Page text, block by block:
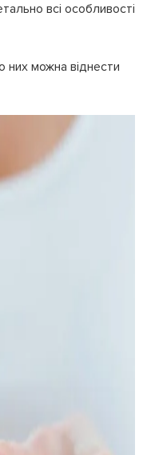
всі особливості
можна віднести